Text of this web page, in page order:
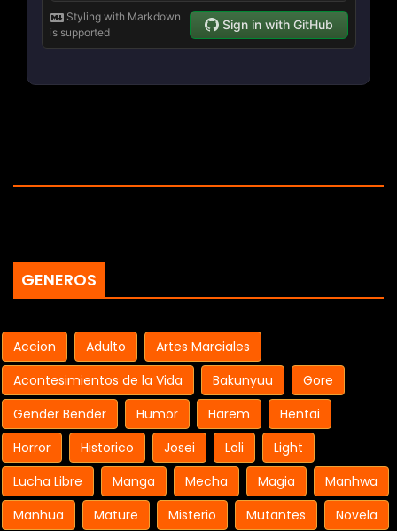
GENEROS
Accion Adulto
Artes Marciales
Acontesimientos de la Vida
Bakunyuu
Gore
Gender Bender
Humor Harem
Hentai
Horror
Historico Josei Loli
Light
Lucha Libre
Manga Mecha Magia
Manhwa
Manhua
Mature Misterio Mutantes
Novela